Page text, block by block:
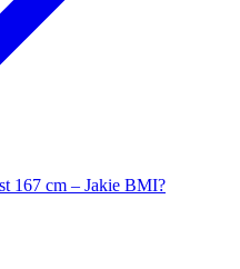
167 cm – Jakie BMI?